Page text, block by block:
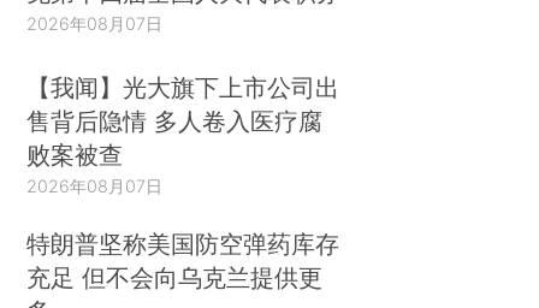
2026年08月07日
【我闻】光大旗下上市公司出
售背后隐情 多人卷入医疗腐
败案被查
2026年08月07日
特朗普坚称美国防空弹药库存
充足 但不会向乌克兰提供更